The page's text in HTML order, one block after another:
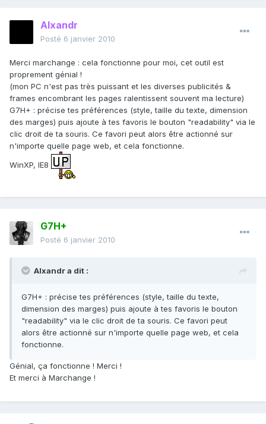
Alxandr
Posté 6 janvier 2010
Merci marchange : cela fonctionne pour moi, cet outil est
proprement génial !
(mon PC n'est pas très puissant et les diverses publicités &
frames encombrant les pages ralentissent souvent ma lecture)
G7H+ : précise tes préférences (style, taille du texte, dimension
des marges) puis ajoute à tes favoris le bouton "readability" via le
clic droit de ta souris. Ce favori peut alors être actionné sur
n'importe quelle page web, et cela fonctionne.
WinXP, IE8
G7H+
Posté 6 janvier 2010
Alxandr a dit :
G7H+ : précise tes préférences (style, taille du texte,
dimension des marges) puis ajoute à tes favoris le bouton
"readability" via le clic droit de ta souris. Ce favori peut
alors être actionné sur n'importe quelle page web, et cela
fonctionne.
Génial, ça fonctionne ! Merci !
Et merci à Marchange !